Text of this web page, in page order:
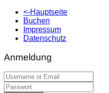
<-Hauptseite
Buchen
Impressum
Datenschutz
Anmeldung